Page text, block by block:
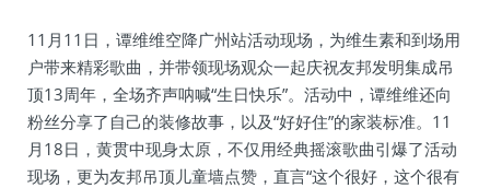
11月11日，谭维维空降广州站活动现场，为维生素和到场用
户带来精彩歌曲，并带领现场观众一起庆祝友邦发明集成吊
顶13周年，全场齐声呐喊“生日快乐”。活动中，谭维维还向
粉丝分享了自己的装修故事，以及“好好住”的家装标准。11
月18日，黄贯中现身太原，不仅用经典摇滚歌曲引爆了活动
现场，更为友邦吊顶儿童墙点赞，直言“这个很好，这个很有